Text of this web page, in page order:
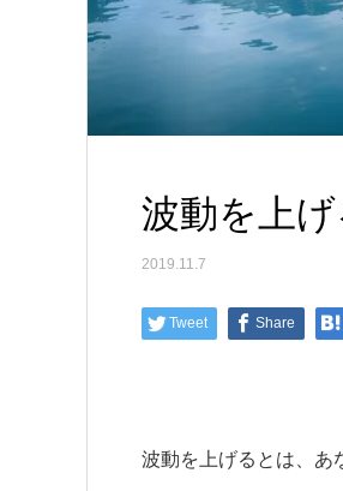
波動を上
2019.11.7
Tweet Share
波動を上げるとは、あ